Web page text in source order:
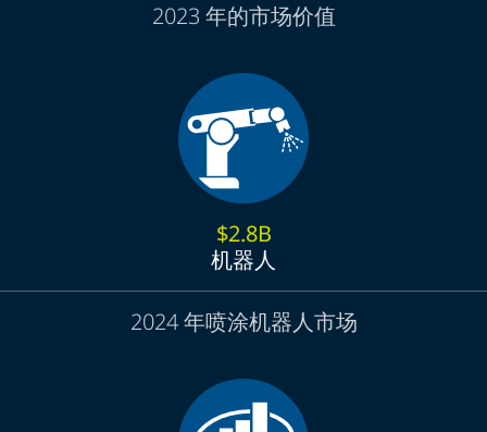
2023 年的市场价值
$2.8B
机器人
2024 年喷涂机器人市场